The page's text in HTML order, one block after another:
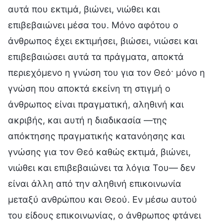
αυτά που εκτιμά, βιώνει, νιώθει και
επιβεβαιώνει μέσα του. Μόνο αφότου ο
άνθρωπος έχει εκτιμήσει, βιώσει, νιώσει και
επιβεβαιώσει αυτά τα πράγματα, αποκτά
περιεχόμενο η γνώση του για τον Θεό· μόνο η
γνώση που αποκτά εκείνη τη στιγμή ο
άνθρωπος είναι πραγματική, αληθινή και
ακριβής, και αυτή η διαδικασία —της
απόκτησης πραγματικής κατανόησης και
γνώσης για τον Θεό καθώς εκτιμά, βιώνει,
νιώθει και επιβεβαιώνει τα λόγια Του— δεν
είναι άλλη από την αληθινή επικοινωνία
μεταξύ ανθρώπου και Θεού. Εν μέσω αυτού
του είδους επικοινωνίας, ο άνθρωπος φτάνει